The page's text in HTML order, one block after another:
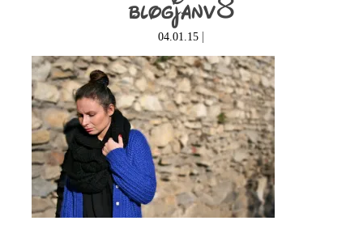
blogjanv8
04.01.15 |